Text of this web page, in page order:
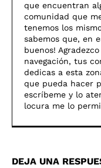
que encuentran
comunidad que
tenemos los
sabemos que, en
buenos!
navegación, tus
dedicas a esta
que pueda hacer
escríbeme y lo
locura me lo
DEJA UNA